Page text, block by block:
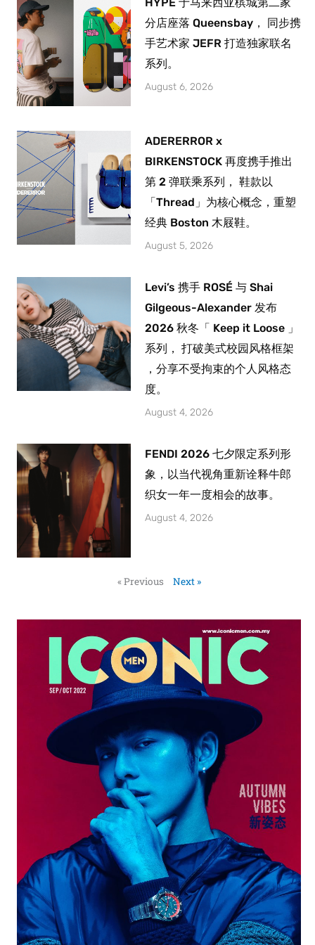
HYPE 于马来西亚槟城第二家
分店座落 Queensbay， 同步携
手艺术家 JEFR 打造独家联名
系列。
August 6, 2026
ADERERROR x
BIRKENSTOCK 再度携手推出
第 2 弹联乘系列， 鞋款以
「Thread」为核心概念，重塑
经典 Boston 木屐鞋。
August 5, 2026
Levi’s 携手 ROSÉ 与 Shai
Gilgeous-Alexander 发布
2026 秋冬「 Keep it Loose 」
系列， 打破美式校园风格框架
，分享不受拘束的个人风格态
度。
August 4, 2026
FENDI 2026 七夕限定系列形
象，以当代视角重新诠释牛郎
织女一年一度相会的故事。
August 4, 2026
« Previous Next »